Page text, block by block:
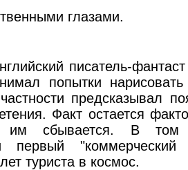
глазами.
писатель-
попытки нарисовать
предсказывал
Факт остается
им сбывается. В
первый "коммерческий
туриста в космос.